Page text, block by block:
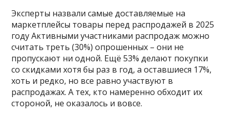
Эксперты назвали самые доставляемые на
маркетплейсы товары перед распродажей в 2025
году Активными участниками распродаж можно
считать треть (30%) опрошенных – они не
пропускают ни одной. Ещё 53% делают покупки
со скидками хотя бы раз в год, а оставшиеся 17%,
хоть и редко, но все равно участвуют в
распродажах. А тех, кто намеренно обходит их
стороной, не оказалось и вовсе.